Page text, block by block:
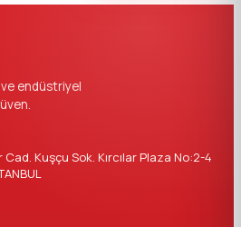
endüstriyel
Kuşçu Sok. Kırcılar Plaza No:2-4